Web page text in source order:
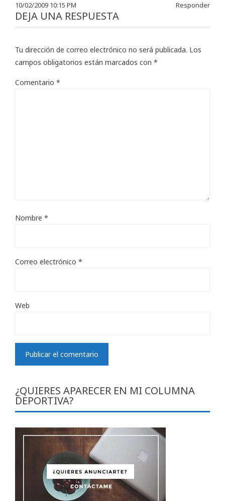
10/02/2009 10:15 PM Responder
DEJA UNA RESPUESTA
Tu dirección de correo electrónico no será publicada. Los
campos obligatorios están marcados con *
Comentario *
Nombre *
Correo electrónico *
Web
¿QUIERES APARECER EN MI COLUMNA
DEPORTIVA?